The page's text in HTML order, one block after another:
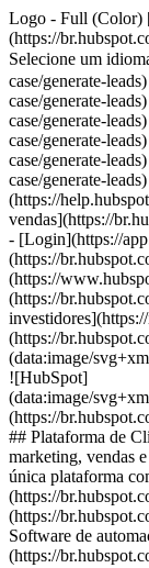
Logo - Full (Color)
(https://
Selecione um
case/generate-
case/generate-
case/generate-
case/generate-
case/generate-
case/generate-
(https://
vendas](https://
- [Login](https://
(https://
(https://
(https://
(https://
(data:image/
![HubSpot]
(data:image/
(https://
## Plataforma de
marketing, vendas
única plataforma
(https://
(https://
Software de
(https://